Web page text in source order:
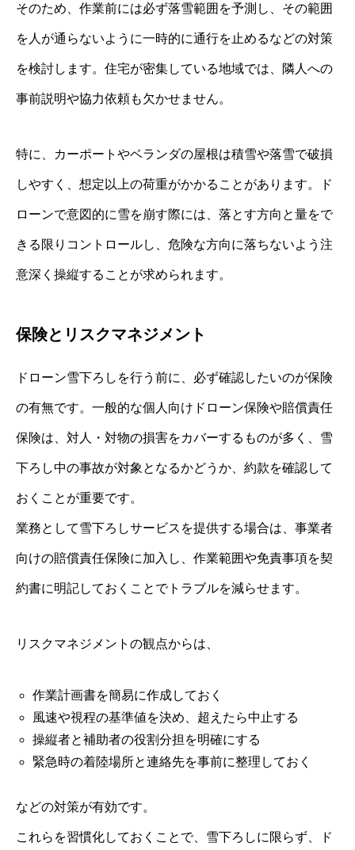
そのため、作業前には必ず落雪範囲を予測し、その範囲
を人が通らないように一時的に通行を止めるなどの対策
を検討します。住宅が密集している地域では、隣人への
事前説明や協力依頼も欠かせません。
特に、カーポートやベランダの屋根は積雪や落雪で破損
しやすく、想定以上の荷重がかかることがあります。ド
ローンで意図的に雪を崩す際には、落とす方向と量をで
きる限りコントロールし、危険な方向に落ちないよう注
意深く操縦することが求められます。
保険とリスクマネジメント
ドローン雪下ろしを行う前に、必ず確認したいのが保険
の有無です。一般的な個人向けドローン保険や賠償責任
保険は、対人・対物の損害をカバーするものが多く、雪
下ろし中の事故が対象となるかどうか、約款を確認して
おくことが重要です。
業務として雪下ろしサービスを提供する場合は、事業者
向けの賠償責任保険に加入し、作業範囲や免責事項を契
約書に明記しておくことでトラブルを減らせます。
リスクマネジメントの観点からは、
作業計画書を簡易に作成しておく
風速や視程の基準値を決め、超えたら中止する
操縦者と補助者の役割分担を明確にする
緊急時の着陸場所と連絡先を事前に整理しておく
などの対策が有効です。
これらを習慣化しておくことで、雪下ろしに限らず、ド